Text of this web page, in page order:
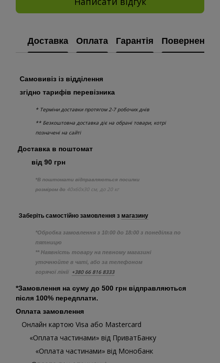
Доставка Оплата Гарантія Повернення
Самовивіз із відділення
згідно тарифів перевізника
* Терміни доставки протягом 2-7 робочих днів
** Безкоштовна доставка діє на обрані товари, котрі
позначені на сайті
Доставка в поштомат
від 90 грн
*В поштомати відправляються посилки
розміром до 40х60х30 см, до 20 кг
Заберіть самостійно замовлення з магазину
*Обробка замовлення з 10:00 до 18:00 з понеділка по
пятницю
** Наявність товару на певному магазині
уточнюйте в чаті, або за телефоном
горячої лінії +380 66 816 8333
*Замовлення на суму до 500 грн відправляються
після 100% передплати.
Оплата замовлення
Онлайн картою Visa або Mastercard
«Оплата частинами» від ПриватБанку
«Оплата частинами» від Монобанк